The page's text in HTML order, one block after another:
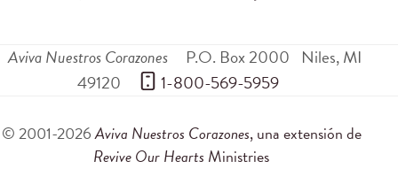
Aviva Nuestros Corazones P.O. Box 2000 Niles,MI
49120
1-800-569-5959
© 2001-2026Aviva Nuestros Corazones, una extensión de
Revive Our Hearts Ministries